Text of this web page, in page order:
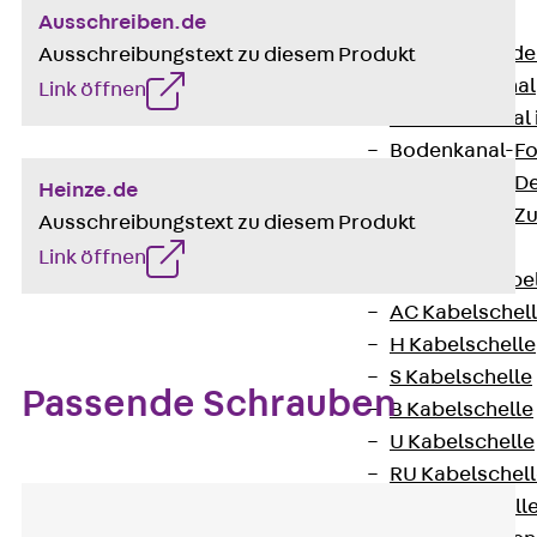
Zurück
BK Bodenkanal
KLK
Bodenkanal-
Bodenkanal-
Bodenkanal-
AC
H Kabelschelle
S Kabelschelle
B Kabelschelle
U Kabelschelle
RU
W
Ausschreiben.de
Ausschreibungstext zu diesem Produkt
Link öffnen
Heinze.de
Ausschreibungstext zu diesem Produkt
Link öffnen
Passende Schrauben